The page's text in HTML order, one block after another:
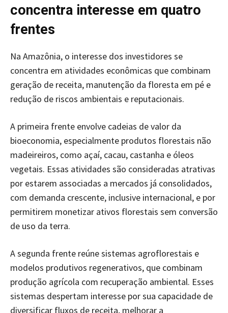
concentra interesse em quatro
frentes
Na Amazônia, o interesse dos investidores se
concentra em atividades econômicas que combinam
geração de receita, manutenção da floresta em pé e
redução de riscos ambientais e reputacionais.
A primeira frente envolve cadeias de valor da
bioeconomia, especialmente produtos florestais não
madeireiros, como açaí, cacau, castanha e óleos
vegetais. Essas atividades são consideradas atrativas
por estarem associadas a mercados já consolidados,
com demanda crescente, inclusive internacional, e por
permitirem monetizar ativos florestais sem conversão
de uso da terra.
A segunda frente reúne sistemas agroflorestais e
modelos produtivos regenerativos, que combinam
produção agrícola com recuperação ambiental. Esses
sistemas despertam interesse por sua capacidade de
diversificar fluxos de receita, melhorar a